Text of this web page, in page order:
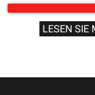
LESEN SIE